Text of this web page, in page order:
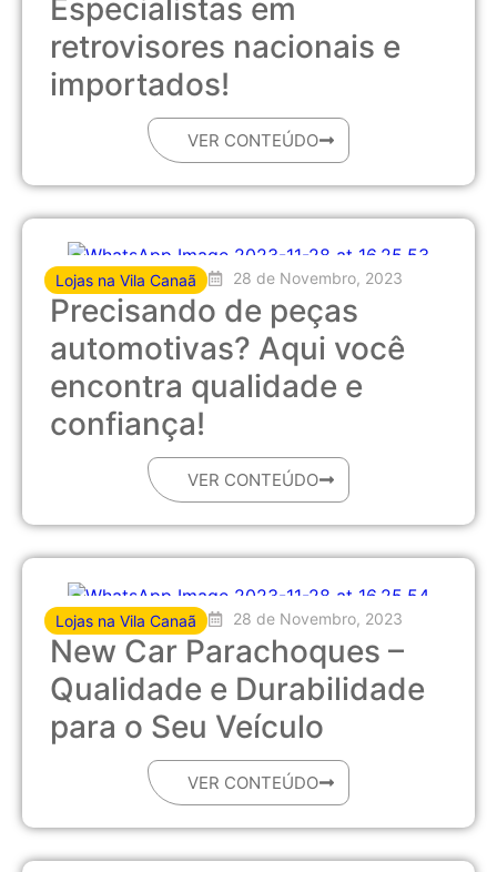
Especialistas em
retrovisores nacionais e
importados!
VER CONTEÚDO
Lojas na Vila Canaã 28 de Novembro, 2023
Precisando de peças
automotivas? Aqui você
encontra qualidade e
confiança!
VER CONTEÚDO
Lojas na Vila Canaã 28 de Novembro, 2023
New Car Parachoques –
Qualidade e Durabilidade
para o Seu Veículo
VER CONTEÚDO